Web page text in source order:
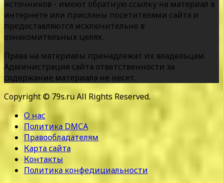
источников - имеют обратную ссылку на материал в
интернете или присланы посетителями сайта и
предоставляются исключительно в
ознакомительных целях.
Права на материалы принадлежат их владельцам.
Администрация сайта ответственности за
содержание материала не несет.
Copyright © 79s.ru All Rights Reserved.
О нас
Политика DMCA
Правообладателям
Карта сайта
Контакты
Политика конфедициальности